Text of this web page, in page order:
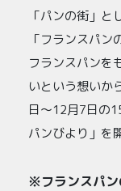
「パンの街」
「フランスパ
フランスパンを
いという想いか
日～12月7日の
パンびより」を
※フランスパン